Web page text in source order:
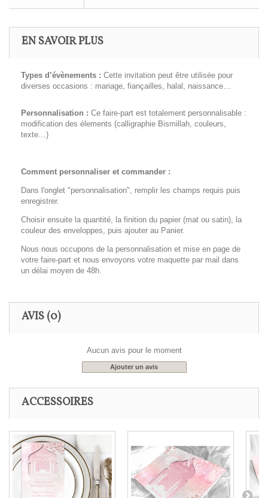
EN SAVOIR PLUS
Types d’évènements : Cette invitation peut être utilisée pour
diverses occasions : mariage, fiançailles, halal, naissance…
Personnalisation : Ce faire-part est totalement personnalisable :
modification des élements (calligraphie Bismillah, couleurs,
texte…)
Comment personnaliser et commander :
Dans l'onglet "personnalisation", remplir les champs requis puis
enregistrer.
Choisir ensuite la quantité, la finition du papier (mat ou satin), la
couleur des enveloppes, puis ajouter au Panier.
Nous nous occupons de la personnalisation et mise en page de
votre faire-part et nous envoyons votre maquette par mail dans
un délai moyen de 48h.
AVIS (0)
Aucun avis pour le moment
Ajouter un avis
ACCESSOIRES